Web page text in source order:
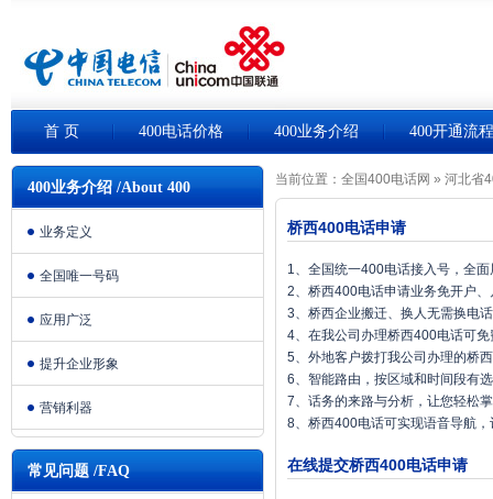
首 页 400电话价格 400业务介绍 400开通流程
400业务介绍 /About 400
业务定义
全国唯一号码
应用广泛
提升企业形象
营销利器
常见问题 /FAQ
当前位置： 全国400电话网 » 河北省
桥西400电话申请
1、全国统一400电话接入号，全
2、桥西400电话申请业务免开户
3、桥西企业搬迁、换人无需换电
4、在我公司办理桥西400电话可
5、外地客户拨打我公司办理的桥
6、智能路由，按区域和时间段有
7、话务的来路与分析，让您轻松
8、桥西400电话可实现语音导航
在线提交桥西400电话申请